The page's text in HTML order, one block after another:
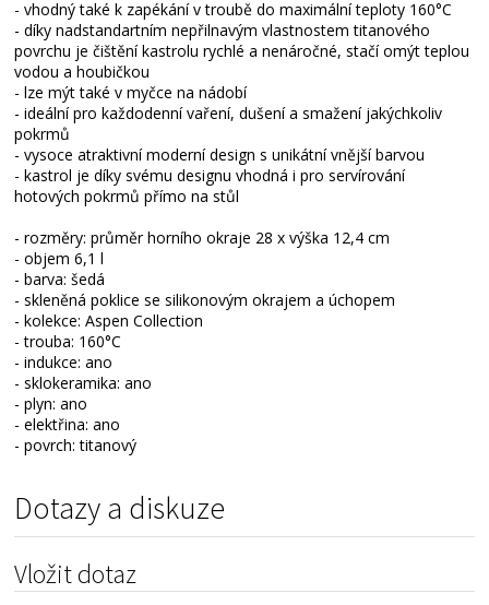
- vhodný také k zapékání v troubě do maximální teploty 160°C
- díky nadstandartním nepřilnavým vlastnostem titanového
povrchu je čištění kastrolu rychlé a nenáročné, stačí omýt teplou
vodou a houbičkou
- lze mýt také v myčce na nádobí
- ideální pro každodenní vaření, dušení a smažení jakýchkoliv
pokrmů
- vysoce atraktivní moderní design s unikátní vnější barvou
- kastrol je díky svému designu vhodná i pro servírování
hotových pokrmů přímo na stůl
- rozměry: průměr horního okraje 28 x výška 12,4 cm
- objem 6,1 l
- barva: šedá
- skleněná poklice se silikonovým okrajem a úchopem
- kolekce: Aspen Collection
- trouba: 160°C
- indukce: ano
- sklokeramika: ano
- plyn: ano
- elektřina: ano
- povrch: titanový
Dotazy a diskuze
Vložit dotaz